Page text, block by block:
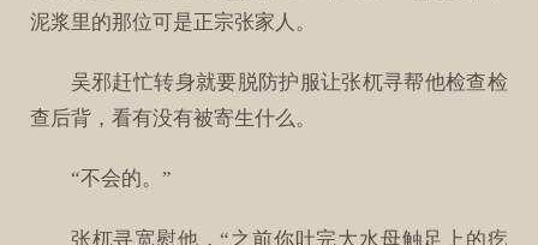
泥浆里的那位可是正宗张家人。
吴邪赶忙转身就要脱防护服让张杌寻帮他检查检
查后背，看有没有被寄生什么。
“不会的。”
张杌寻宽慰他，“之前你吐完大水母触足上的疙